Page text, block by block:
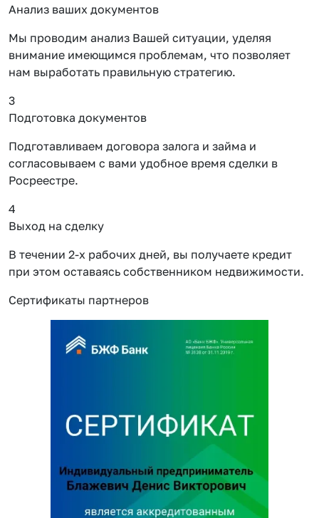
Анализ ваших документов
Мы проводим анализ Вашей ситуации, уделяя
внимание имеющимся проблемам, что позволяет
нам выработать правильную стратегию.
3
Подготовка документов
Подготавливаем договора залога и займа и
согласовываем с вами удобное время сделки в
Росреестре.
4
Выход на сделку
В течении 2-х рабочих дней, вы получаете кредит
при этом оставаясь собственником недвижимости.
Сертификаты партнеров